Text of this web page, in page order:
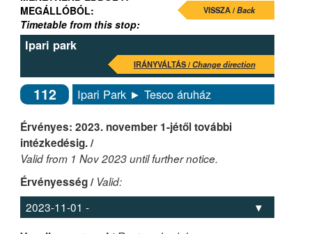
MEGÁLLÓBÓL:
Timetable from this stop:
VISSZA /Back
Ipari park
IRÁNYVÁLTÁS /Change direction
112 Ipari Park ► Tesco áruház
Érvényes: 2023. november 1-jétől további
intézkedésig. /
Valid from 1 Nov 2023 until further notice.
Érvényesség / Valid: